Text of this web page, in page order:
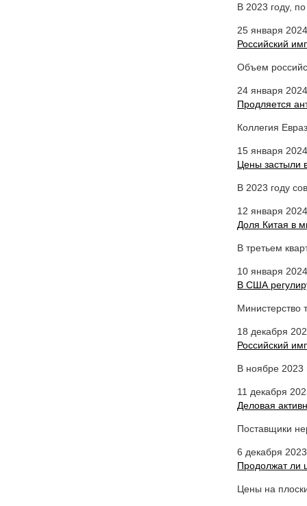
В 2023 году,
25 января 2024
Российский
Объем
24 января 2024
Продляется
Коллегия
15 января 2024
Цены застыли
В 2023 году
12 января 2024
Доля Китая в
В третьем
10 января 2024
В США
Министерство
18 декабря
Российский
В ноябре 2023
11 декабря
Деловая
Поставщики
6 декабря 2023
Продолжат ли
Цены на